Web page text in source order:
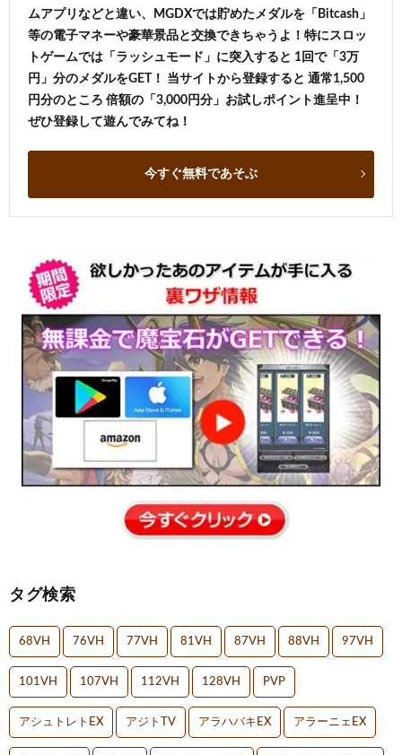
ムアプリなどと違い、MGDXでは貯めたメダルを「Bitcash」
等の電子マネーや豪華景品と交換できちゃうよ！特にスロッ
トゲームでは「ラッシュモード」に突入すると 1回で「3万
円」分のメダルをGET！ 当サイトから登録すると 通常1,500
円分のところ 倍額の「3,000円分」お試しポイント進呈中！
ぜひ登録して遊んでみてね！
今すぐ無料であそぶ
タグ検索
68VH 76VH 77VH 81VH 87VH 88VH 97VH
101VH 107VH 112VH 128VH PVP
アシュトレトEX アジトTV アラハバキEX アラーニェEX